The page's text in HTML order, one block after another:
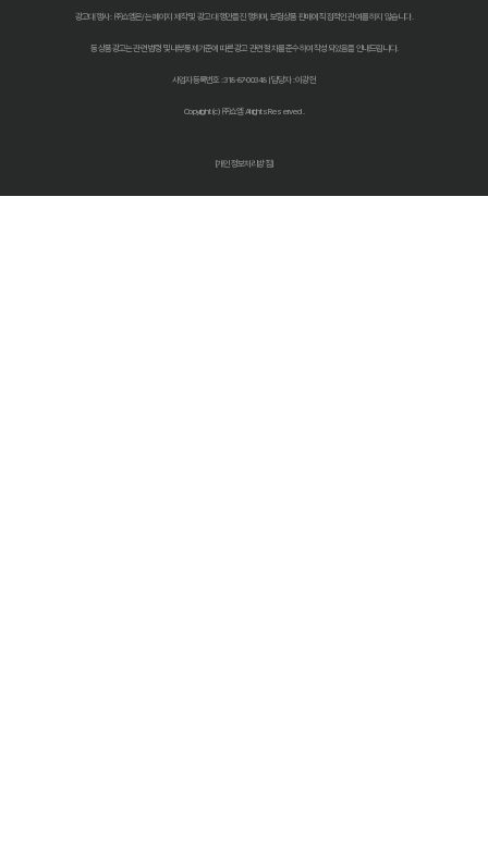
다이렉트 자동차보험 비교견적: 숨은 1cm까지 찾아 보험료 낮추는 비
자동차 보험료 인상, 다이렉트 비교견적 사이트로 한 번에 해결!
광고대행사 : ㈜쇼엠은/는 페이지 제작 및 광고 대행만을 진행하며, 보험상품 판매에 직접적인 관여를 하지 않습니다.
동 상품광고는 관련 법령 및 내부통제기준에 따른 광고 관련 절차를 준수하여 작성되었음을 안내드립니다.
사업자등록번호 : 318-87-00348 | 담당자 : 이광헌
Copyright (c) ㈜쇼엠 All rights Reserved.
[개인정보처리방침]